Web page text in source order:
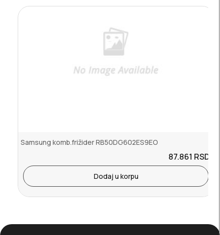
Samsung komb.frižider RB50DG602ES9EO
87.861 RSD.
Dodaj u korpu